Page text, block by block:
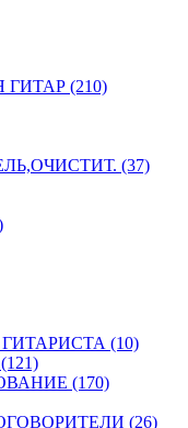
(210)
(37)
(10)
(170)
(26)